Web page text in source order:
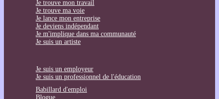
Je trouve mon travail
Je trouve ma voie
Je lance mon entreprise
Je deviens indépendant
Je m'implique dans ma communauté
Je suis un artiste
Je suis un employeur
Je suis un professionnel de l'éducation
Babillard d'emploi
Blogue